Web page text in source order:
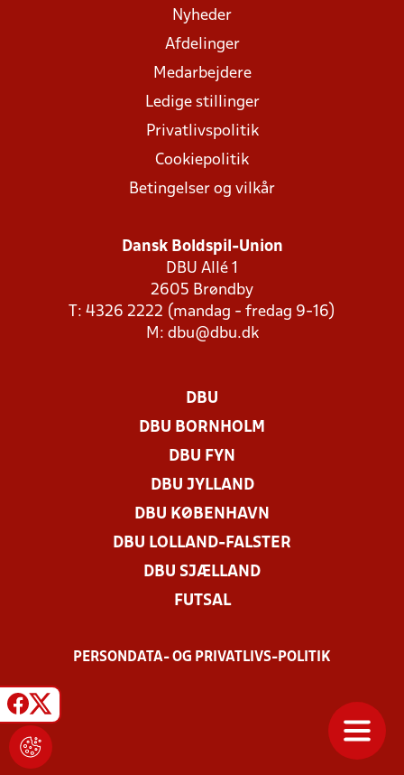
Nyheder
Afdelinger
Medarbejdere
Ledige stillinger
Privatlivspolitik
Cookiepolitik
Betingelser og vilkår
Dansk Boldspil-Union
DBU Allé 1
2605 Brøndby
T: 4326 2222 (mandag - fredag 9-16)
M: dbu@dbu.dk
DBU
DBU BORNHOLM
DBU FYN
DBU JYLLAND
DBU KØBENHAVN
DBU LOLLAND-FALSTER
DBU SJÆLLAND
FUTSAL
PERSONDATA- OG PRIVATLIVS-POLITIK